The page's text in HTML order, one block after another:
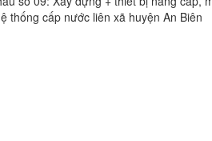
thống cấp nước liên xã huyện An Biên